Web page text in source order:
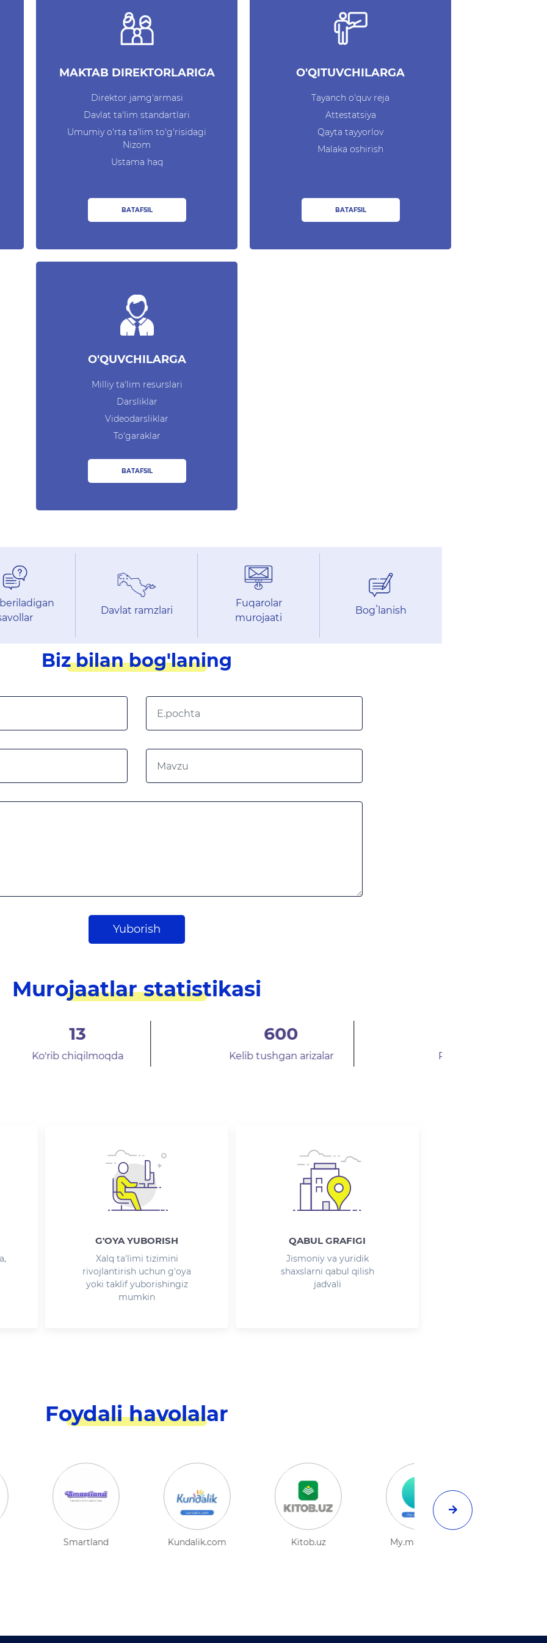
MAKTAB DIREKTORLARIGA
Direktor jamg'armasi
Davlat ta'lim standartlari
Umumiy o'rta ta'lim to'g'risidagi
Nizom
Ustama haq
BATAFSIL
O'QITUVCHILARGA
Tayanch o'quv reja
Attestatsiya
Qayta tayyorlov
Malaka oshirish
BATAFSIL
O'QUVCHILARGA
Milliy ta'lim resurslari
Darsliklar
Videodarsliklar
To'garaklar
BATAFSIL
beriladigan
Davlat ramzlari
Fuqarolar
murojaati
Bogʻlanish
Biz bilan bog'laning
Yuborish
Murojaatlar statistikasi
Kelib tushgan arizalar Rad etilgan arizalar
G'OYA YUBORISH
Xalq ta'limi tizimini
rivojlantirish uchun g'oya
yoki taklif yuborishingiz
mumkin
QABUL GRAFIGI
Jismoniy va yuridik
shaxslarni qabul qilish
jadvali
Foydali havolalar
My.maktab.uz Onlinedu.uz